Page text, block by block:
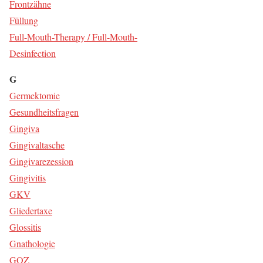
Front­zäh­ne
Fül­lung
Full-Mouth-The­ra­py / Full-Mouth-
Desinfection
G
Ger­mek­to­mie
Gesund­heits­fra­gen
Gin­gi­va
Gin­gi­val­ta­sche
Gin­gi­va­re­zes­si­on
Gin­gi­vi­tis
GKV
Glie­derta­xe
Glos­si­tis
Gnatho­lo­gie
GOZ